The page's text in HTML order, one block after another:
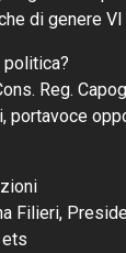
di genere VI
Reg.
portavoce
Filieri,